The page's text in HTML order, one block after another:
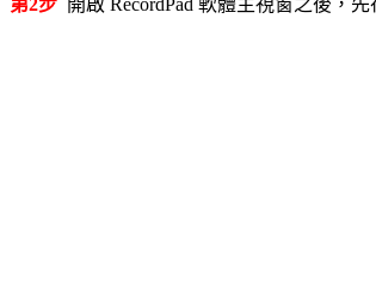
第2步 開啟 RecordPad 軟體主視窗之後，